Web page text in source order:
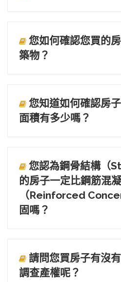
您如何確認您買的
築物？
您知道如何確認房
面積有多少嗎？
您認為鋼骨結構（
的房子一定比鋼筋混
（Reinforced
固嗎？
請問您買房子有沒
調查產權呢？